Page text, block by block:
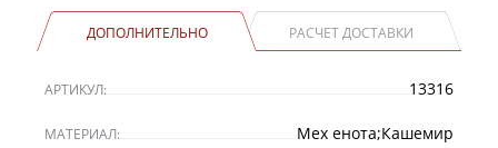
ДОПОЛНИТЕЛЬНО РАСЧЕТ ДОСТАВКИ
АРТИКУЛ: 13316
МАТЕРИАЛ: Мех енота;Кашемир